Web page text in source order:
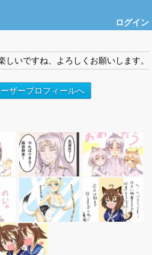
ログイン
しいですね、よろしくお願いします。
ザープロフィールへ